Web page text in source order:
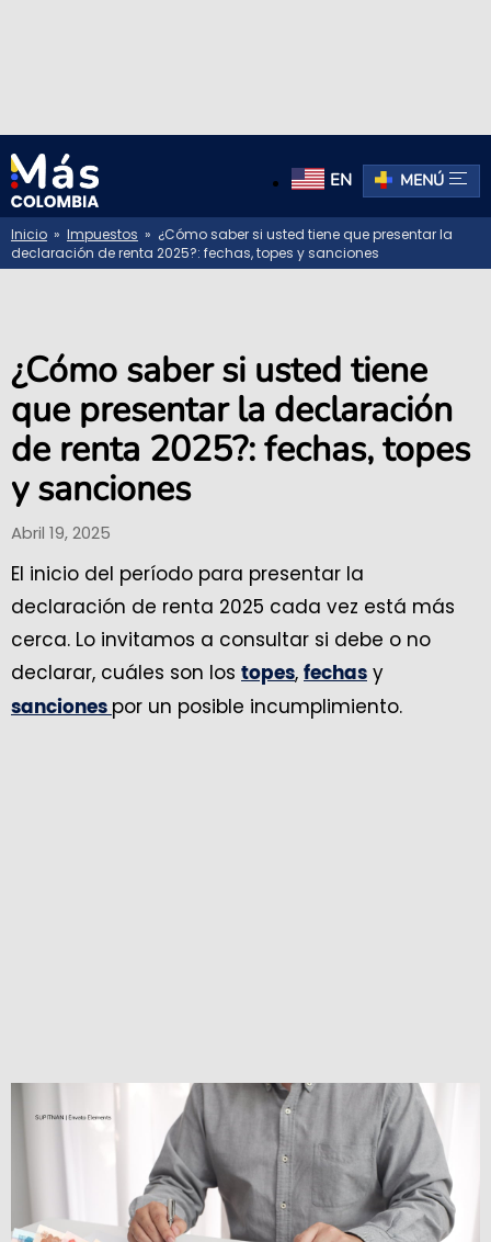
EN MENÚ
Inicio » Impuestos » ¿Cómo saber si usted tiene que presentar la
declaración de renta 2025?: fechas, topes y sanciones
¿Cómo saber si usted tiene
que presentar la declaración
de renta 2025?: fechas, topes
y sanciones
Abril 19, 2025
El inicio del período para presentar la
declaración de renta 2025 cada vez está más
cerca. Lo invitamos a consultar si debe o no
declarar, cuáles son los topes, fechas y
sanciones por un posible incumplimiento.